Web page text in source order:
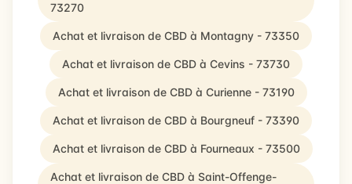
73270
Achat et livraison de CBD à Montagny - 73350
Achat et livraison de CBD à Cevins - 73730
Achat et livraison de CBD à Curienne - 73190
Achat et livraison de CBD à Bourgneuf - 73390
Achat et livraison de CBD à Fourneaux - 73500
Achat et livraison de CBD à Saint-Offenge-